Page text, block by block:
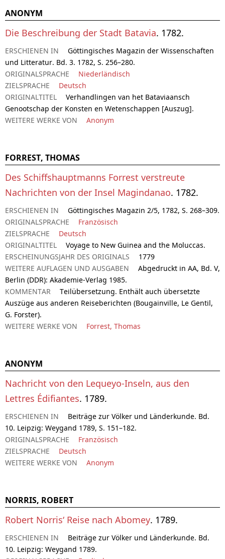
ANONYM
Die Beschreibung der Stadt Batavia. 1782.
ERSCHIENEN IN
Göttingisches Magazin der Wissenschaften
und Litteratur. Bd. 3. 1782, S. 256–280.
ORIGINALSPRACHE
Niederländisch
ZIELSPRACHE
Deutsch
ORIGINALTITEL
Verhandlingen van het Bataviaansch
Genootschap der Konsten en Wetenschappen [Auszug].
WEITERE WERKE VON
Anonym
FORREST, THOMAS
Des Schiffshauptmanns Forrest verstreute
Nachrichten von der Insel Magindanao. 1782.
ERSCHIENEN IN
Göttingisches Magazin 2/5, 1782, S. 268–309.
ORIGINALSPRACHE
Französisch
ZIELSPRACHE
Deutsch
ORIGINALTITEL
Voyage to New Guinea and the Moluccas.
ERSCHEINUNGSJAHR DES ORIGINALS
1779
WEITERE AUFLAGEN UND AUSGABEN
Abgedruckt in AA, Bd. V,
Berlin (DDR): Akademie-Verlag 1985.
KOMMENTAR
Teilübersetzung. Enthält auch übersetzte
Auszüge aus anderen Reiseberichten (Bougainville, Le Gentil,
G. Forster).
WEITERE WERKE VON
Forrest, Thomas
ANONYM
Nachricht von den Lequeyo-Inseln, aus den
Lettres Édifiantes. 1789.
ERSCHIENEN IN
Beiträge zur Völker und Länderkunde. Bd.
10. Leipzig: Weygand 1789, S. 151–182.
ORIGINALSPRACHE
Französisch
ZIELSPRACHE
Deutsch
WEITERE WERKE VON
Anonym
NORRIS, ROBERT
Robert Norris‘ Reise nach Abomey. 1789.
ERSCHIENEN IN
Beiträge zur Völker und Länderkunde. Bd.
10. Leipzig: Weygand 1789.